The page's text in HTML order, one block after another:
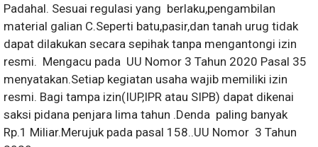
Padahal. Sesuai regulasi yang berlaku,pengambilan
material galian C.Seperti batu,pasir,dan tanah urug tidak
dapat dilakukan secara sepihak tanpa mengantongi izin
resmi. Mengacu pada UU Nomor 3 Tahun 2020 Pasal 35
menyatakan.Setiap kegiatan usaha wajib memiliki izin
resmi. Bagi tampa izin(IUP,IPR atau SIPB) dapat dikenai
saksi pidana penjara lima tahun .Denda paling banyak
Rp.1 Miliar.Merujuk pada pasal 158..UU Nomor 3 Tahun